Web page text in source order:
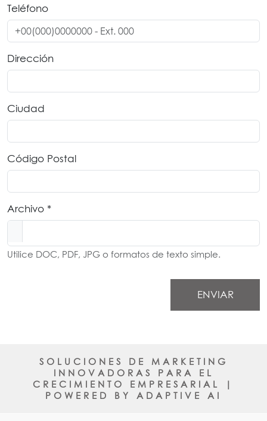
Teléfono
Dirección
Ciudad
Código Postal
Archivo *
Utilice DOC, PDF, JPG o formatos de texto simple.
ENVIAR
SOLUCIONES DE MARKETING
INNOVADORAS PARA EL
CRECIMIENTO EMPRESARIAL |
POWERED BY ADAPTIVE AI